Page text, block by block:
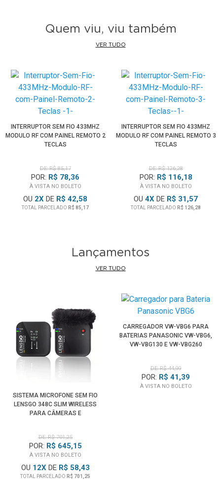
* A potência total das lâmpadas não pode ultrapassar os
necessário um módulo (receptor) para cada lâmpada ou
circuito independente.
* Recomendado conhecimento básico em instalações
elétricas. Há risco de choque elétrico.
Obs.: Operação via rádio frequência, não compatível com
Quem viu, viu também
VER TUDO
INTERRUPTOR SEM FIO 433MHZ
MODULO RF COM PAINEL REMOTO 2
TECLAS
DE: R$ 85,17
POR: R$ 78,36
À VISTA NO BOLETO
OU 2X DE R$ 42,58
TOTAL PARCELADO R$ 85,17
INTERRUPTOR SEM FIO 433MHZ
MODULO RF COM PAINEL REMOTO 3
TECLAS
DE: R$ 126,28
POR: R$ 116,18
À VISTA NO BOLETO
OU 4X DE R$ 31,57
TOTAL PARCELADO R$ 126,28
Lançamentos
VER TUDO
SISTEMA MICROFONE SEM FIO
LENSGO 348C SLIM WIRELESS
PARA CÂMERAS E
DE: R$ 701,25
POR: R$ 645,15
À VISTA NO BOLETO
OU 12XDE R$ 58,43
TOTAL PARCELADO R$ 701,25
CARREGADOR VW-VBG6 PARA
BATERIAS PANASONIC VW-VBG6,
VW-VBG130 E VW-VBG260
DE: R$ 44,99
POR: R$ 41,39
À VISTA NO BOLETO